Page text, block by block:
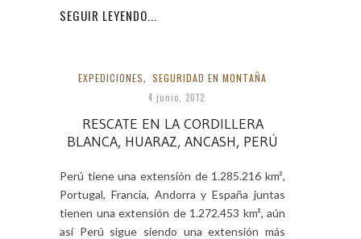
SEGUIR LEYENDO...
EXPEDICIONES, SEGURIDAD EN MONTAÑA
4 junio, 2012
RESCATE EN LA CORDILLERA
BLANCA, HUARAZ, ANCASH, PERÚ
Perú tiene una extensión de 1.285.216 km²,
Portugal, Francia, Andorra y España juntas
tienen una extensión de 1.272.453 km², aún
así Perú sigue siendo una extensión más